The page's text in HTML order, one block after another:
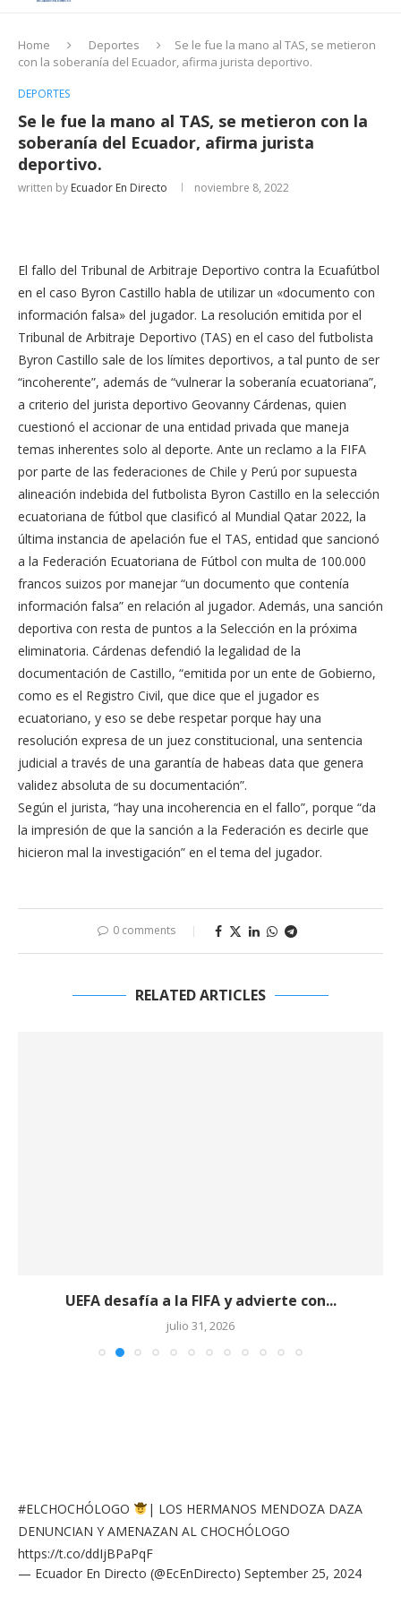
Home Deportes
Se le fue la mano al TAS, se metieron
con la soberanía del Ecuador, afirma jurista deportivo.
DEPORTES
Se le fue la mano al TAS, se metieron con la
soberanía del Ecuador, afirma jurista
deportivo.
written by Ecuador En Directo noviembre 8, 2022
El fallo del Tribunal de Arbitraje Deportivo contra la Ecuafútbol
en el caso Byron Castillo habla de utilizar un «documento con
información falsa» del jugador. La resolución emitida por el
Tribunal de Arbitraje Deportivo (TAS) en el caso del futbolista
Byron Castillo sale de los límites deportivos, a tal punto de ser
“incoherente”, además de “vulnerar la soberanía ecuatoriana”,
a criterio del jurista deportivo Geovanny Cárdenas, quien
cuestionó el accionar de una entidad privada que maneja
temas inherentes solo al deporte. Ante un reclamo a la FIFA
por parte de las federaciones de Chile y Perú por supuesta
alineación indebida del futbolista Byron Castillo en la selección
ecuatoriana de fútbol que clasificó al Mundial Qatar 2022, la
última instancia de apelación fue el TAS, entidad que sancionó
a la Federación Ecuatoriana de Fútbol con multa de 100.000
francos suizos por manejar “un documento que contenía
información falsa” en relación al jugador. Además, una sanción
deportiva con resta de puntos a la Selección en la próxima
eliminatoria. Cárdenas defendió la legalidad de la
documentación de Castillo, “emitida por un ente de Gobierno,
como es el Registro Civil, que dice que el jugador es
ecuatoriano, y eso se debe respetar porque hay una
resolución expresa de un juez constitucional, una sentencia
judicial a través de una garantía de habeas data que genera
validez absoluta de su documentación”.
Según el jurista, “hay una incoherencia en el fallo”, porque “da
la impresión de que la sanción a la Federación es decirle que
hicieron mal la investigación” en el tema del jugador.
0 comments
RELATED ARTICLES
UEFA desafía a la FIFA y advierte con...
julio 31, 2026
#ELCHOCHÓLOGO
| LOS HERMANOS MENDOZA DAZA
DENUNCIAN Y AMENAZAN AL CHOCHÓLOGO
https://t.co/ddIjBPaPqF
— Ecuador En Directo (@EcEnDirecto) September 25, 2024